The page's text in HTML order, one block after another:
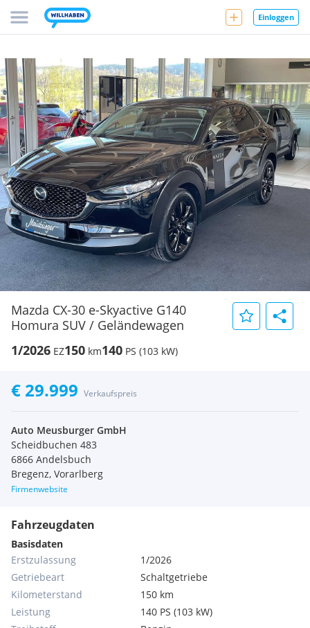
Einloggen
Mazda CX-30 e-Skyactive G140
Homura SUV / Geländewagen
1/2026 EZ150 km140 PS (103 kW)
€ 29.999 Verkaufspreis
Auto Meusburger GmbH
Scheidbuchen 483
6866 Andelsbuch
Bregenz, Vorarlberg
Firmenwebsite
Fahrzeugdaten
Basisdaten
Erstzulassung
1/2026
Getriebeart
Schaltgetriebe
Kilometerstand
150 km
Leistung
140 PS (103 kW)